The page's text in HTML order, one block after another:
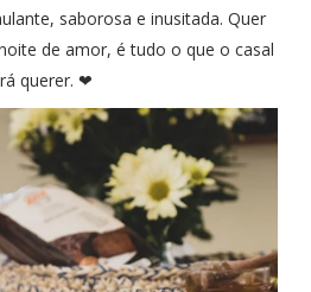
saborosa e inusitada. Quer
de amor, é tudo o que o casal
querer. ❤